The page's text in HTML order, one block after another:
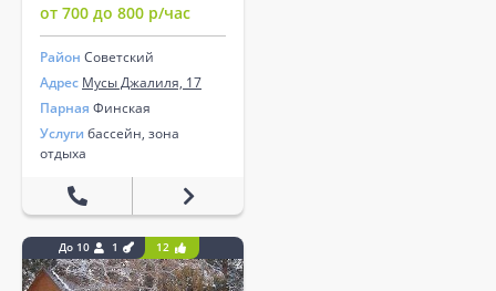
от 700 до 800 р/час
Район Советский
Адрес Мусы Джалиля, 17
Парная Финская
Услуги бассейн, зона
отдыха
До 10 1 12